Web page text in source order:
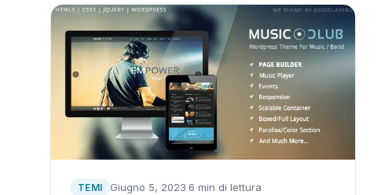
TEMI Giugno 5, 2023·6 min di lettura